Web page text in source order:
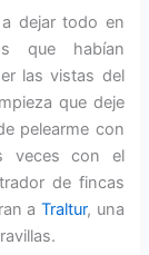
dejar todo en
que habían
las vistas del
que deje
pelearme con
veces con el
de fincas
a Traltur, una